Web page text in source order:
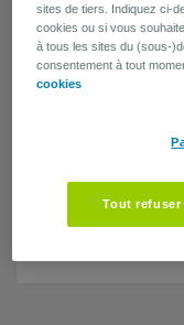
‘
sites de tiers. Indiquez ci-
cookies ou si vous
à tous les sites du (sous-
consentement à tout
cookies
Tout refuser